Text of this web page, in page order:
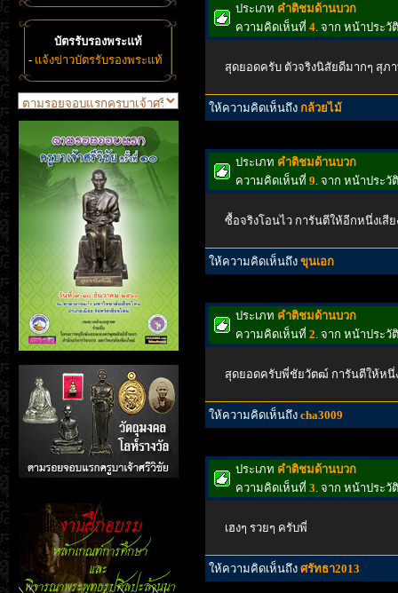
บัตรรับรองพระแท้
- แจ้งข่าวบัตรรับรองพระแท้
ประเภท คำติชมด้านบวก
ความคิดเห็นที่ 4. จาก หน้าประวั
สุดยอดครับ ตัวจริงนิสัยดีมากๆ สุภ
ให้ความคิดเห็นถึง กล้วยไม้
ประเภท คำติชมด้านบวก
ความคิดเห็นที่ 9. จาก หน้าประวั
ซื้อจริงโอนไว การันตีให้อีกหนึ่งเสี
ให้ความคิดเห็นถึง ขุนเอก
ประเภท คำติชมด้านบวก
ความคิดเห็นที่ 2. จาก หน้าประวั
สุดยอดครับพี่ชัยวัตฒ์ การันตีให้หนึ่
ให้ความคิดเห็นถึง cha3009
ประเภท คำติชมด้านบวก
ความคิดเห็นที่ 3. จาก หน้าประวั
เฮงๆ รวยๆ ครับพี่
ให้ความคิดเห็นถึง ศรัทธา2013